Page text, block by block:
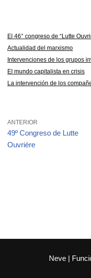
El 46° congreso de “Lutte
Actualidad del marxismo
Intervenciones de los grupos
El mundo capitalista en crisis
La intervención de los
ANTERIOR
49º Congreso de Lutte
Ouvriére
Neve|